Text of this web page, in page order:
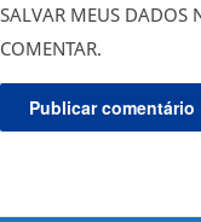
SALVAR MEUS DADOS
COMENTAR.